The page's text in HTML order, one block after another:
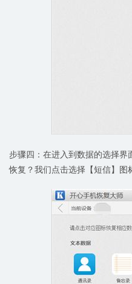
步骤四：在进入到数据的选择
恢复？我们点击选择【短信】图